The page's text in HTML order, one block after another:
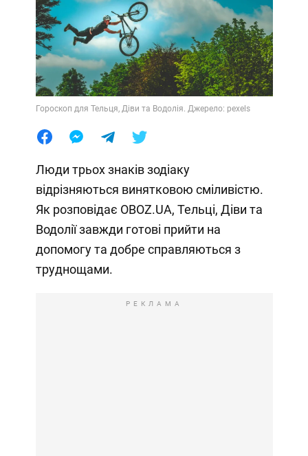
Гороскоп для Тельця, Діви та Водолія. Джерело: pexels
Люди трьох знаків зодіаку
відрізняються винятковою сміливістю.
Як розповідає OBOZ.UA, Тельці, Діви та
Водолії завжди готові прийти на
допомогу та добре справляються з
труднощами.
РЕКЛАМА